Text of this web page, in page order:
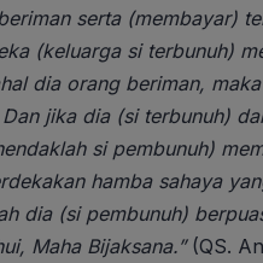
serta (membayar)
(keluarga si terbunuh)
dia orang beriman,
jika dia (si terbunuh)
si pembunuh)
hamba sahaya
dia (si pembunuh)
Maha Bijaksana.”(QS.